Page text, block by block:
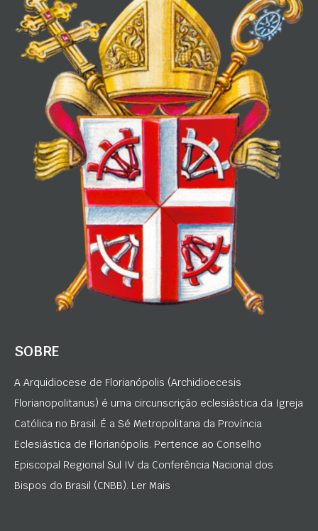
SOBRE
A Arquidiocese de Florianópolis (Archidioecesis
Florianopolitanus) é uma circunscrição eclesiástica da Igreja
Católica no Brasil. É a Sé Metropolitana da Província
Eclesiástica de Florianópolis. Pertence ao Conselho
Episcopal Regional Sul IV da Conferência Nacional dos
Bispos do Brasil (CNBB). Ler Mais